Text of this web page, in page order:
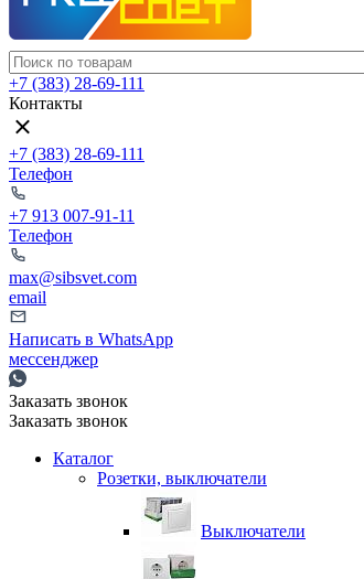
+7 (383) 28-69-111
Контакты
+7 (383) 28-69-111
Телефон
+7 913 007-91-11
Телефон
max@sibsvet.com
email
Написать в WhatsApp
мессенджер
Заказать звонок
Заказать звонок
Каталог
Розетки, выключатели
Выключатели